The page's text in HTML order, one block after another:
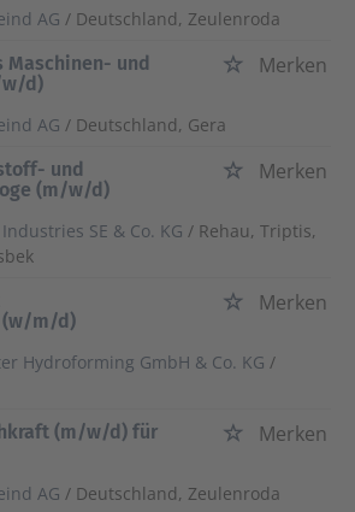
AG / Deutschland, Zeulenroda
und
w/d)
Merken
AG / Deutschland, Gera
und
(m/w/d)
Merken
Industries SE & Co. KG / Rehau, Triptis,
(w/m/d)
Merken
Hydroforming GmbH & Co. KG /
(m/w/d) für
Merken
AG / Deutschland, Zeulenroda